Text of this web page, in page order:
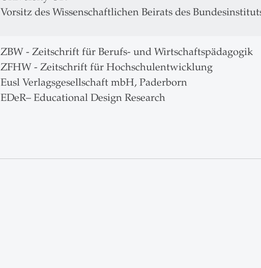
Vorsitz des Wissenschaftlichen Beirats des
ZBW - Zeitschrift für Berufs- und Wirtschaftspädagogik
ZFHW - Zeitschrift für Hochschulentwicklung
Eusl Verlagsgesellschaft mbH, Paderborn
EDeR– Educational Design Research